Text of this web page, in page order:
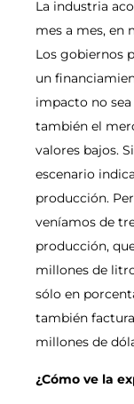
La industria
mes a mes, en
Los gobiernos
un
impacto no
también el
valores bajos.
escenario
producción.
veníamos de
producción,
millones de
sólo en
también
millones de
¿Cómo ve la